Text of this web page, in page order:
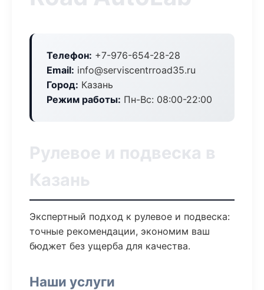
Телефон: +7-976-654-28-28
Email: info@serviscentrroad35.ru
Город: Казань
Режим работы: Пн-Вс: 08:00-22:00
Рулевое и подвеска в
Казань
Экспертный подход к рулевое и подвеска:
точные рекомендации, экономим ваш
бюджет без ущерба для качества.
Наши услуги